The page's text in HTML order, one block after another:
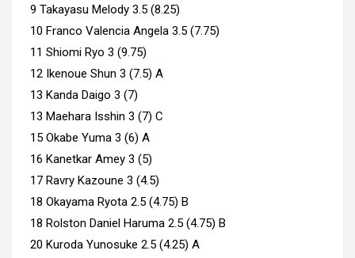
9 Takayasu Melody 3.5 (8.25)
10 Franco Valencia Angela 3.5 (7.75)
11 Shiomi Ryo 3 (9.75)
12 Ikenoue Shun 3 (7.5) A
13 Kanda Daigo 3 (7)
13 Maehara Isshin 3 (7) C
15 Okabe Yuma 3 (6) A
16 Kanetkar Amey 3 (5)
17 Ravry Kazoune 3 (4.5)
18 Okayama Ryota 2.5 (4.75) B
18 Rolston Daniel Haruma 2.5 (4.75) B
20 Kuroda Yunosuke 2.5 (4.25) A